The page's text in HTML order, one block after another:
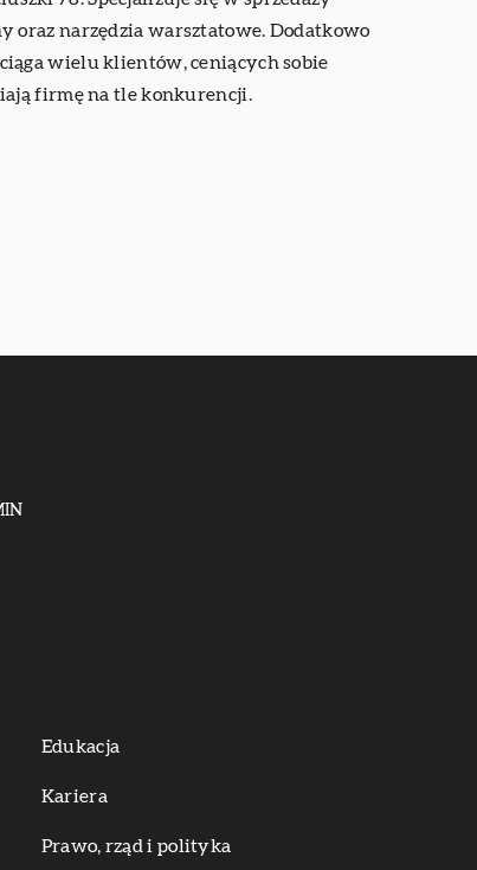
oraz narzędzia warsztatowe. Dodatkowo
wielu klientów, ceniących sobie
firmę na tle konkurencji.
Edukacja
Kariera
Prawo, rząd i polityka